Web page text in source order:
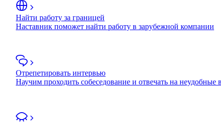
Найти работу за границей
Наставник поможет найти работу в зарубежной компании
Отрепетировать интервью
Научим проходить собеседование и отвечать на неудобные